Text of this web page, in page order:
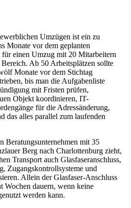
Umzügen ist ein zu
Monate vor dem geplanten
einen Umzug mit 20 Mitarbeitern
Ab 50 Arbeitsplätzen sollte
Monate vor dem Stichtag
bis man die Aufgabenliste
mit Fristen prüfen,
Objekt koordinieren, IT-
für die Adressänderung,
das alles parallel zum laufenden
Beratungsunternehmen mit 35
Berg nach Charlottenburg zieht,
Transport auch Glasfaseranschluss,
Zugangskontrollsysteme und
Allein der Glasfaser-Anschluss
Wochen dauern, wenn keine
werden kann.